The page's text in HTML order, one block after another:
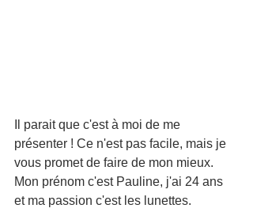
Il parait que c'est à moi de me
présenter ! Ce n'est pas facile, mais je
vous promet de faire de mon mieux.
Mon prénom c'est Pauline, j'ai 24 ans
et ma passion c'est les lunettes.